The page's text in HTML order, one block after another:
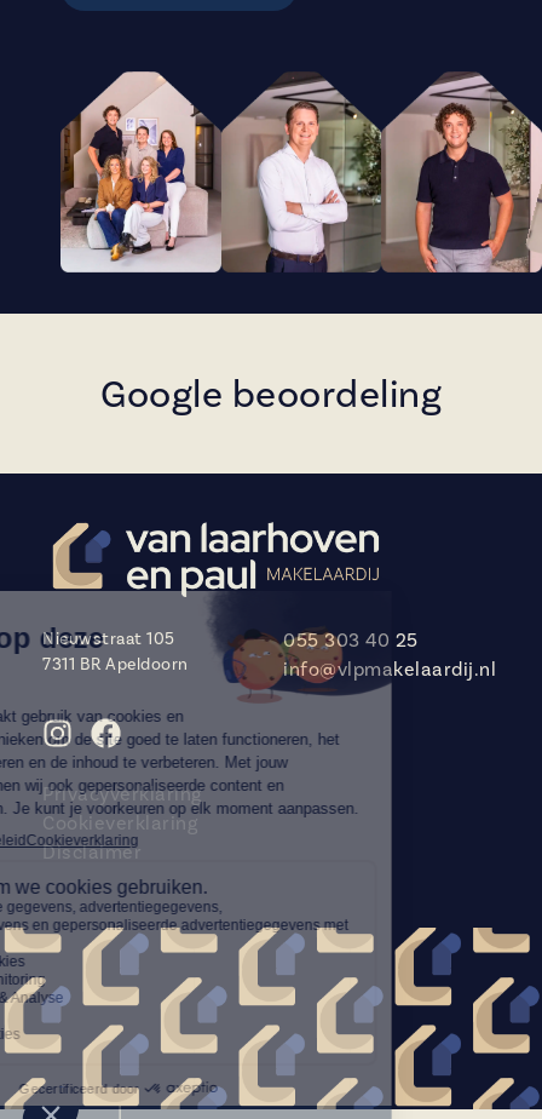
Google beoordeling
Nieuwstraat 105
7311 BR Apeldoorn
055 303 40 25
info@vlpmakelaardij.nl
Privacyverklaring
Cookieverklaring
Disclaimer